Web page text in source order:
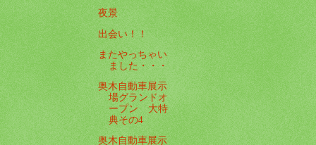
夜景
出会い！！
またやっちゃい
ました・・・
奥木自動車展示
場グランドオ
ープン 大特
典その4
奥木自動車展示